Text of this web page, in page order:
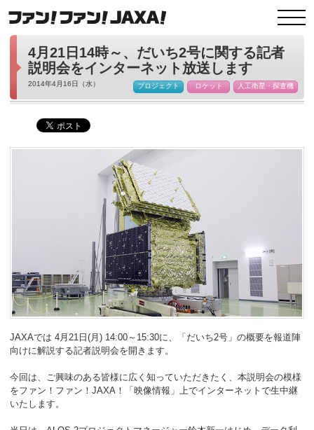
4月21日14時～、だいち2号に関する記者
説明会をインターネット放送します
2014年4月16日（水） プロジェクト ロケット 人工衛星・探査機
JAXAでは 4月21日(月) 14:00～15:30に、「だいち2号」の概要を報道陣
向けに解説する記者説明会を開きます。
今回は、ご興味のある皆様に広く知っていただきたく、本説明会の模様
をファン！ファン！JAXA！「映像情報」上でインターネットで生中継
いたします。